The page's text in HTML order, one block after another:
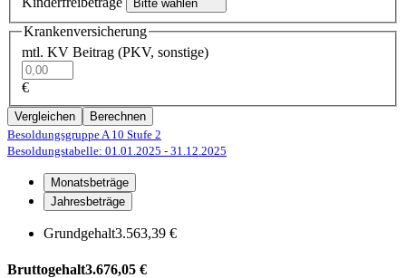
Bitte wählen
Krankenversicherung
mtl. KV Beitrag (PKV, sonstige)
€
Vergleichen
Berechnen
Besoldungsgruppe A 10 Stufe 2
Besoldungstabelle: 01.01.2025 - 31.12.2025
Monatsbeträge
Jahresbeträge
Grundgehalt3.563,39 €
Bruttogehalt3.676,05 €